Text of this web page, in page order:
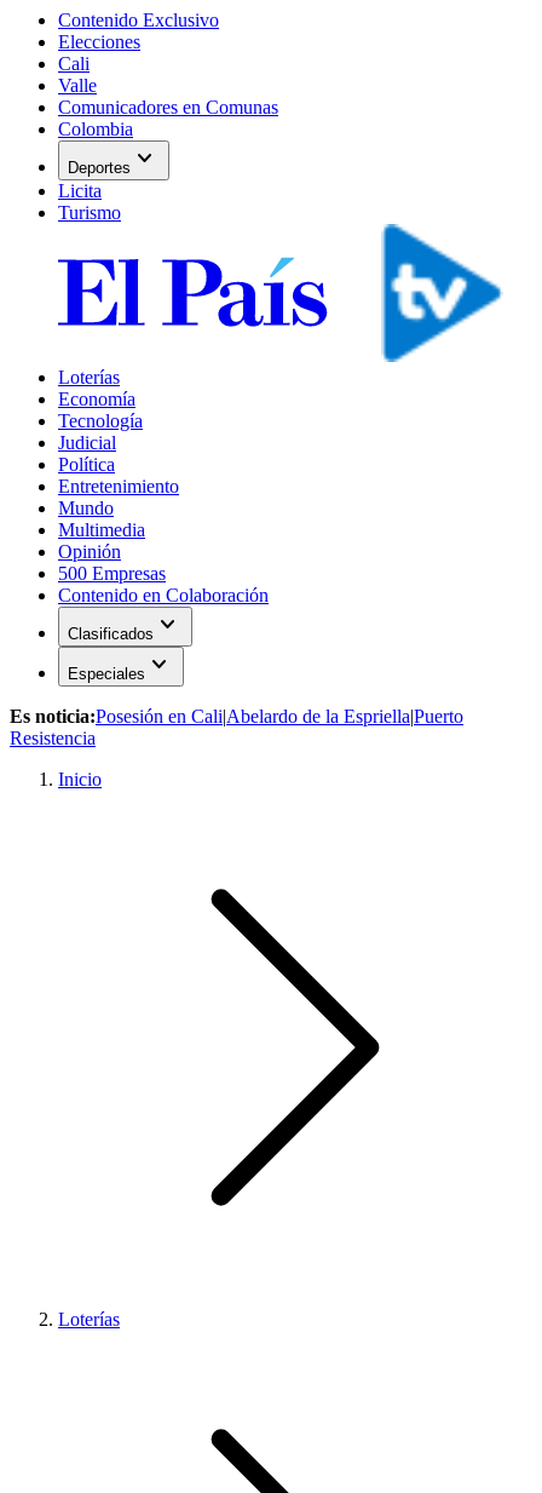
Contenido Exclusivo
Elecciones
Cali
Valle
Comunicadores en Comunas
Colombia
Deportes expand_more
Licita
Turismo
Loterías
Economía
Tecnología
Judicial
Política
Entretenimiento
Mundo
Multimedia
Opinión
500 Empresas
Contenido en Colaboración
Clasificados expand_more
Especiales expand_more
Es noticia:Posesión en Cali|Abelardo de la Espriella|Puerto
Resistencia
Inicio
Loterías